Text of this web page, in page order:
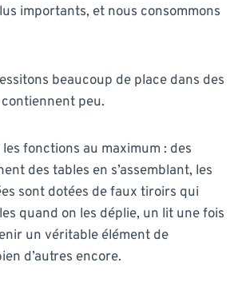
importants, et nous consommons
beaucoup de place dans des
peu.
fonctions au maximum : des
des tables en s’assemblant, les
sont dotées de faux tiroirs qui
quand on les déplie, un lit une fois
un véritable élément de
d’autres encore.